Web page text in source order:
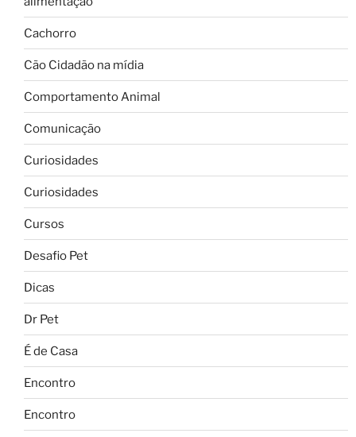
Cachorro
Cão Cidadão na mídia
Comportamento Animal
Comunicação
Curiosidades
Curiosidades
Cursos
Desafio Pet
Dicas
Dr Pet
É de Casa
Encontro
Encontro